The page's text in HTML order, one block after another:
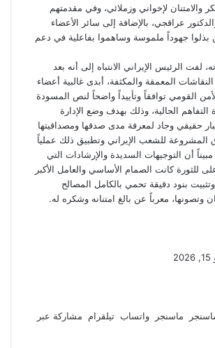
والامتنان لإخواني وزملائي، وفي مقدمتهم
عراقجي، بالإضافة إلى سائر الأعضاء
بذلوا جهوداً ملموسة وساهموا بفاعلية في دعم
لفت الرئيس الإيراني الانتباه إلى أنه بعد
المعمقة والمكثفة، أبدى غالبية أعضاء
القومي توافقاً وتأييداً واضحاً لنص المسودة
الحالية، وذلك بهدف وضع الإدارة
حقيقي وجاد لمعرفة مدى صدقها ومصداقيتها
المشروعة للشعب الإيراني وتطبيق ذلك عملياً
أن التوجيهات السديدة والإرشادات التي
للثورة كانت الصمام الأساسي والعامل الأكبر
بنود دقيقة تحمي بالكامل المصالح
وتصونها، معرباً عن بالغ امتنانه وشكره له.
ماسنجر واتساب تيلقرام
مشاركة عبر